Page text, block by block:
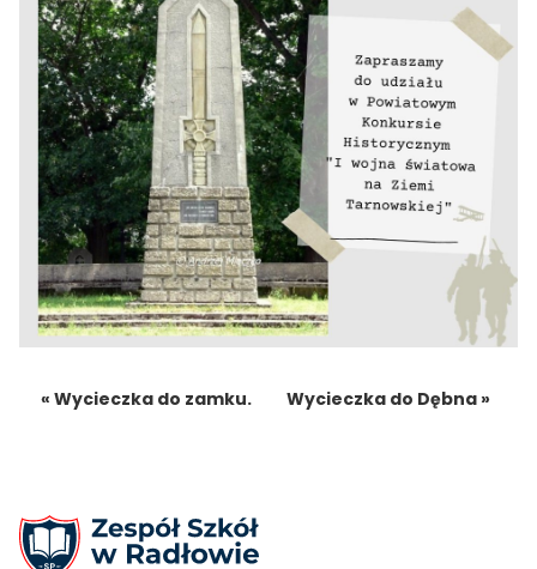
« Wycieczka do zamku. Wycieczka do Dębna »